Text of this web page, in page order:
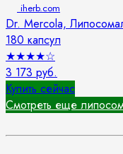
iherb.com
Dr. Mercola,
180 капсул
★★★★☆
3 173 руб.
Купить сейчас
Смотреть еще